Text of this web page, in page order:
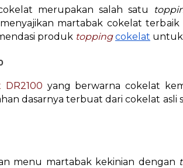
merupakan salah satu
martabak cokelat
produk toppingcokelat untuk
yang berwarna cokelat
dasarnya terbuat dari cokelat
menu martabak kekinian dengan